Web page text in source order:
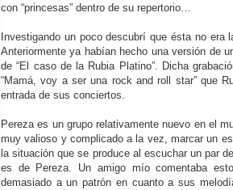
con “princesas” dentro de su repertorio…
Investigando un poco descubrí que ésta no
Anteriormente ya habían hecho una versión de
de “El caso de la Rubia Platino”. Dicha
“Mamá, voy a ser una rock and roll star” que
entrada de sus conciertos.
Pereza es un grupo relativamente nuevo en el
muy valioso y complicado a la vez, marcar un
la situación que se produce al escuchar un par
es de Pereza. Un amigo mío comentaba
demasiado a un patrón en cuanto a sus